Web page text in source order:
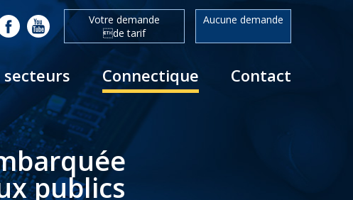
Aucune demande
Votre demande
de tarif
secteurs Connectique Contact
publics